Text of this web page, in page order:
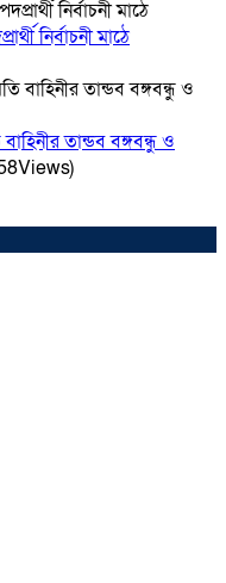
নির্বাচনী মাঠে
তান্ডব বঙ্গবন্ধু ও